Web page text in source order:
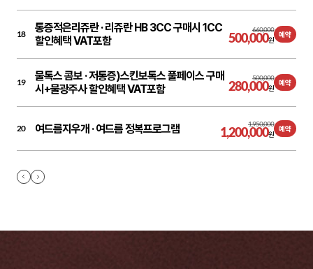
18 통증적은리쥬란 ·리쥬란 HB 3CC 구매시 1CC
할인혜택 VAT포함
660,000
500,000원
예약
19 물톡스 콤보 ·저통증)스킨보톡스 풀페이스 구매
시+물광주사 할인혜택 VAT포함
500,000
280,000원
예약
20 여드름지우개 ·여드름 정복프로그램 1,950,000
1,200,000원
예약